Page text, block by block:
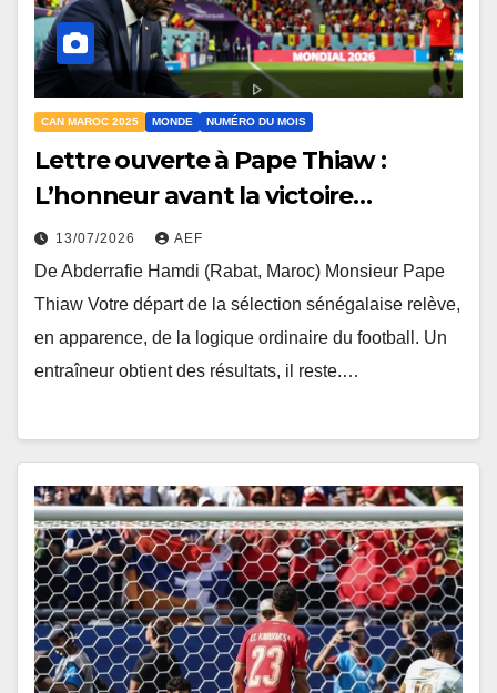
CAN MAROC 2025 MONDE NUMÉRO DU MOIS
Lettre ouverte à Pape Thiaw :
L’honneur avant la victoire…
13/07/2026 AEF
De Abderrafie Hamdi (Rabat, Maroc) Monsieur Pape
Thiaw Votre départ de la sélection sénégalaise relève,
en apparence, de la logique ordinaire du football. Un
entraîneur obtient des résultats, il reste.…